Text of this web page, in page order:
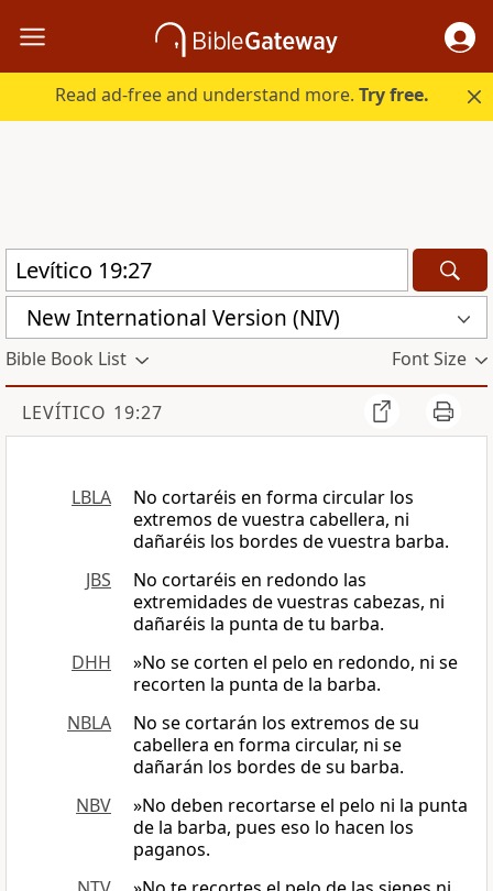
Read ad-free and understand more.Try free.
New International Version (NIV)
Bible Book List Font Size
LEVÍTICO 19:27
LBLA
No cortaréis en forma circular los
extremos de vuestra cabellera, ni
dañaréis los bordes de vuestra barba.
JBS
No cortaréis en redondo las
extremidades de vuestras cabezas, ni
dañaréis la punta de tu barba.
DHH
»No se corten el pelo en redondo, ni se
recorten la punta de la barba.
NBLA
No se cortarán los extremos de su
cabellera en forma circular, ni se
dañarán los bordes de su barba.
NBV
»No deben recortarse el pelo ni la punta
de la barba, pues eso lo hacen los
paganos.